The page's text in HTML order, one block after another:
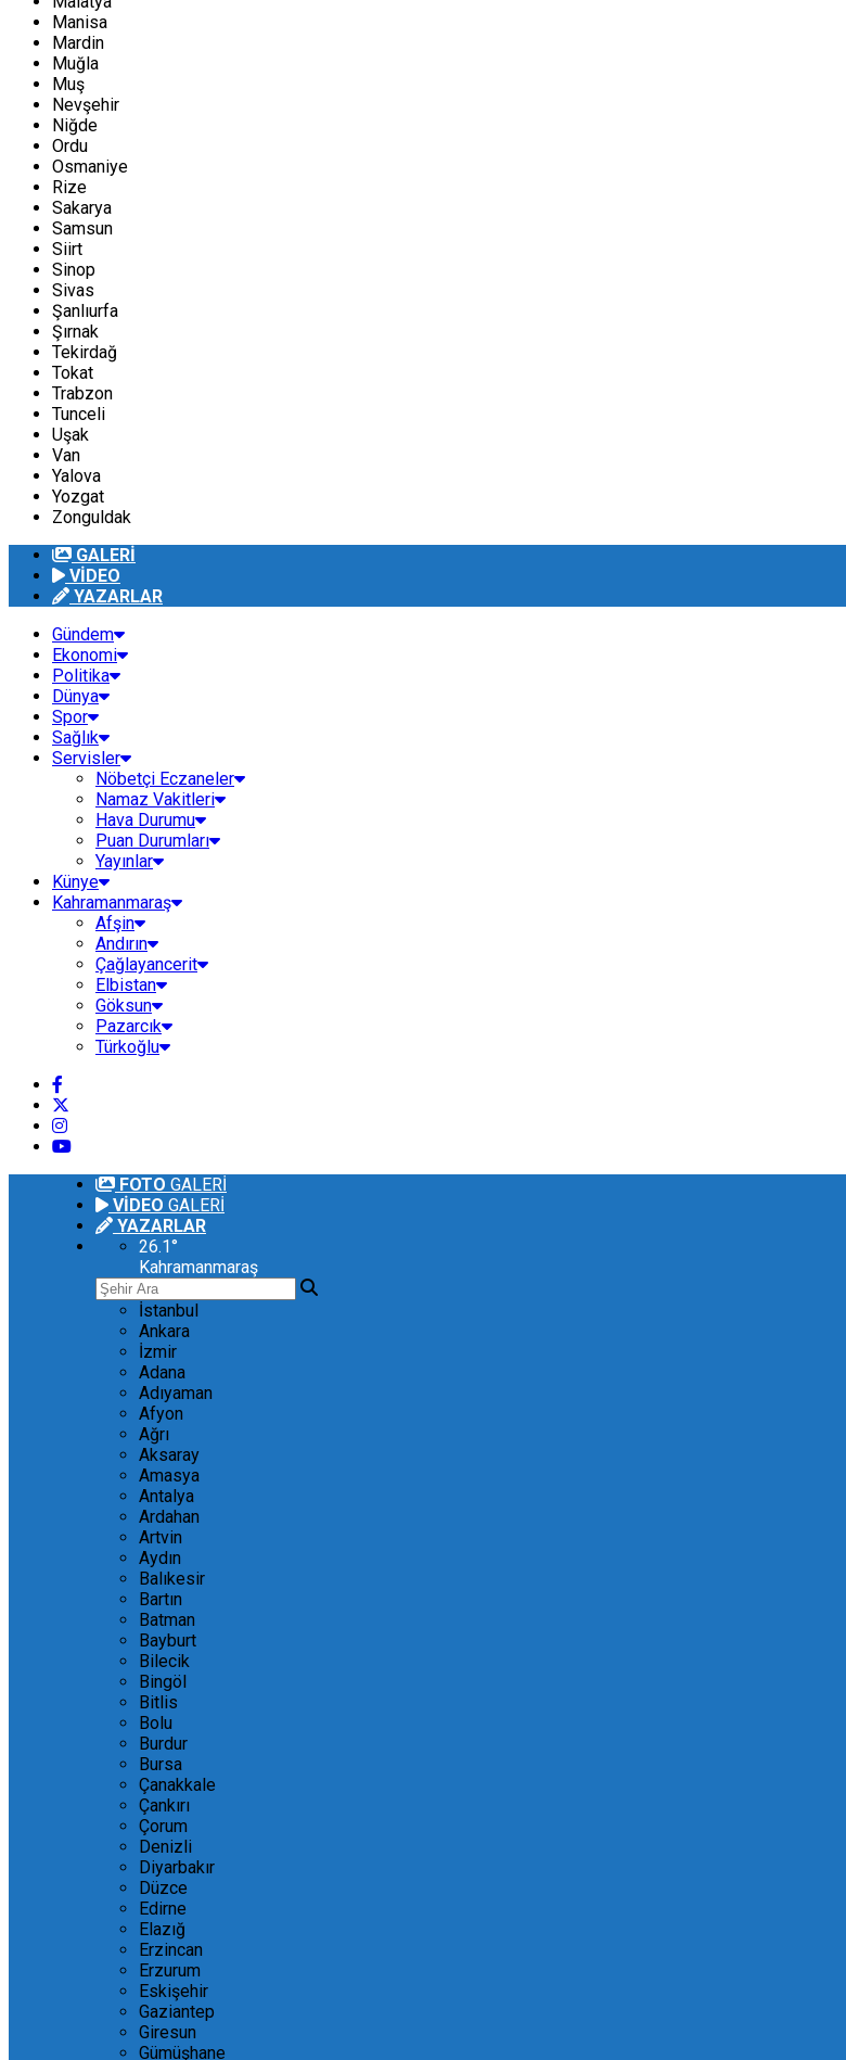
Manisa
Mardin
Muğla
Muş
Nevşehir
Niğde
Ordu
Osmaniye
Rize
Sakarya
Samsun
Siirt
Sinop
Sivas
Şanlıurfa
Şırnak
Tekirdağ
Tokat
Trabzon
Tunceli
Uşak
Van
Yalova
Yozgat
Zonguldak
GALERİ
VİDEO
YAZARLAR
Gündem
Ekonomi
Politika
Dünya
Spor
Sağlık
Servisler
Nöbetçi Eczaneler
Namaz Vakitleri
Hava Durumu
Puan Durumları
Yayınlar
Künye
Kahramanmaraş
Afşin
Andırın
Çağlayancerit
Elbistan
Göksun
Pazarcık
Türkoğlu
FOTO GALERİ
VİDEO GALERİ
YAZARLAR
26.1°
Kahramanmaraş
İstanbul
Ankara
İzmir
Adana
Adıyaman
Afyon
Ağrı
Aksaray
Amasya
Antalya
Ardahan
Artvin
Aydın
Balıkesir
Bartın
Batman
Bayburt
Bilecik
Bingöl
Bitlis
Bolu
Burdur
Bursa
Çanakkale
Çankırı
Çorum
Denizli
Diyarbakır
Düzce
Edirne
Elazığ
Erzincan
Erzurum
Eskişehir
Gaziantep
Giresun
Gümüşhane